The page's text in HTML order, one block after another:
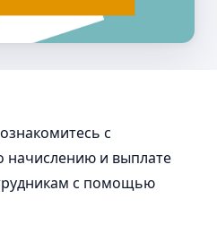
с
и выплате
с помощью